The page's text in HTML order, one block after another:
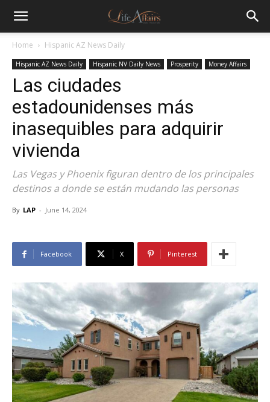
Home Hispanic AZ News Daily
Hispanic AZ News Daily Hispanic NV Daily News Prosperity Money Affairs
Las ciudades
estadounidenses más
inasequibles para adquirir
vivienda
Las Vegas y Phoenix figuran dentro de los principales
destinos a donde se están mudando las personas
By LAP - June 14, 2024
Facebook X Pinterest